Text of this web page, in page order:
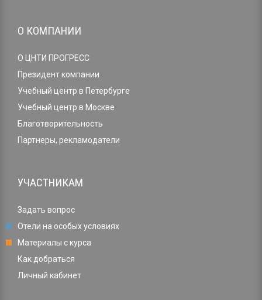
О КОМПАНИИ
О ЦНТИ ПРОГРЕСС
Президент компании
Учебный центр в Петербурге
Учебный центр в Москве
Благотворительность
Партнеры, рекламодатели
УЧАСТНИКАМ
Задать вопрос
Отели на особых условиях
Материалы с курса
Как добраться
Личный кабинет